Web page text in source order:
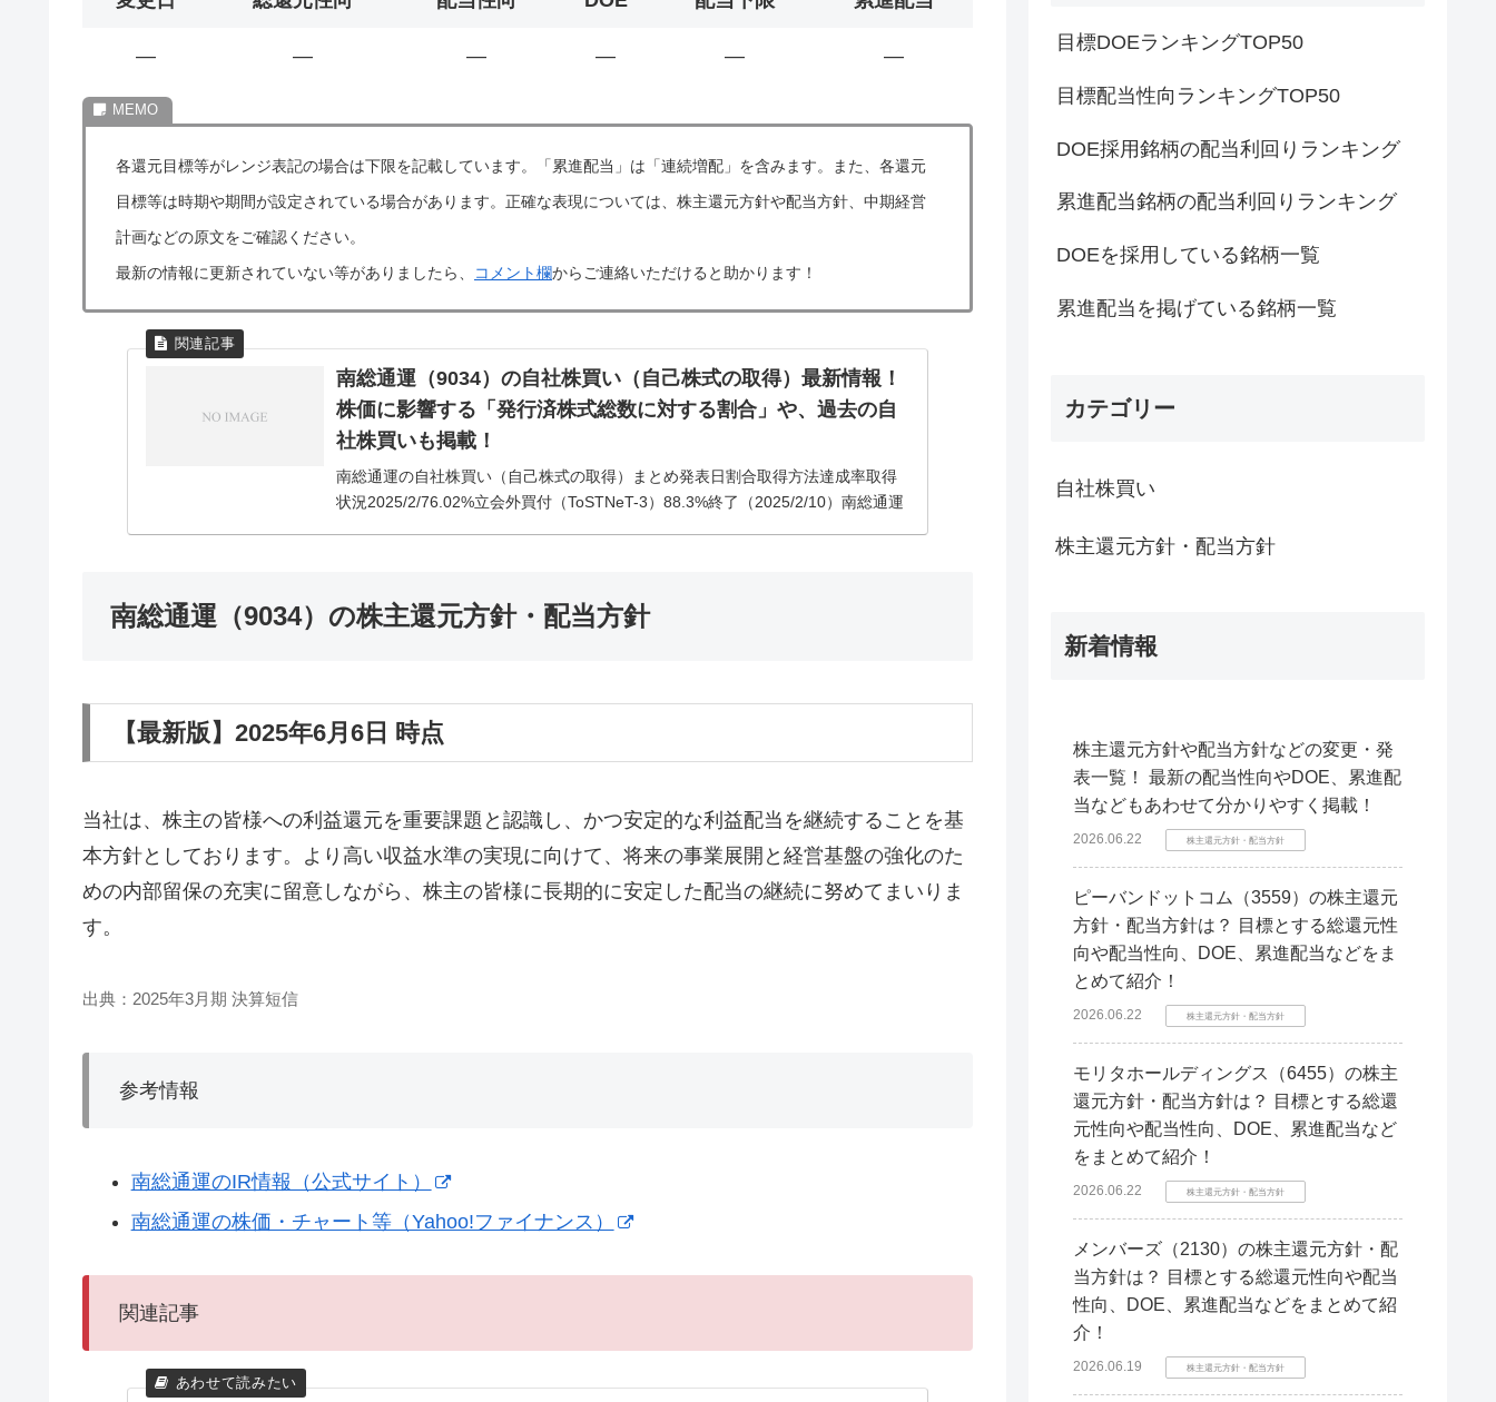
― ― ― ― ― ―
各還元目標等がレンジ表記の場合は下限を記載しています。「累進配当」は「連続増配」を含みます。また、各還元
目標等は時期や期間が設定されている場合があります。正確な表現については、株主還元方針や配当方針、中期経営
計画などの原文をご確認ください。
最新の情報に更新されていない等がありましたら、
コメント欄からご連絡いただけると助かります！
南総通運（9034）の自社株買い（自己株式の取得）最新情報！
株価に影響する「発行済株式総数に対する割合」や、過去の自
社株買いも掲載！
南総通運の自社株買い（自己株式の取得）まとめ発表日割合取得方法達成率取得
状況2025/2/76.02%立会外買付（ToSTNeT-3）88.3%終了（2025/2/10）南総通運
南総通運（9034）の株主還元方針・配当方針
【最新版】2025年6月6日 時点
当社は、株主の皆様への利益還元を重要課題と認識し、かつ安定的な利益配当を継続することを基
本方針としております。より高い収益水準の実現に向けて、将来の事業展開と経営基盤の強化のた
めの内部留保の充実に留意しながら、株主の皆様に長期的に安定した配当の継続に努めてまいりま
す。
出典：2025年3月期 決算短信
参考情報
南総通運のIR情報（公式サイト）
南総通運の株価・チャート等（Yahoo!ファイナンス）
関連記事
目標DOEランキングTOP50
目標配当性向ランキングTOP50
DOE採用銘柄の配当利回りランキング
累進配当銘柄の配当利回りランキング
DOEを採用している銘柄一覧
累進配当を掲げている銘柄一覧
カテゴリー
自社株買い
株主還元方針・配当方針
新着情報
株主還元方針や配当方針などの変更・発
表一覧！ 最新の配当性向やDOE、累進配
当などもあわせて分かりやすく掲載！
2026.06.22 株主還元方針・配当方針
ピーバンドットコム（3559）の株主還元
方針・配当方針は？ 目標とする総還元性
向や配当性向、DOE、累進配当などをま
とめて紹介！
2026.06.22 株主還元方針・配当方針
モリタホールディングス（6455）の株主
還元方針・配当方針は？ 目標とする総還
元性向や配当性向、DOE、累進配当など
をまとめて紹介！
2026.06.22 株主還元方針・配当方針
メンバーズ（2130）の株主還元方針・配
当方針は？ 目標とする総還元性向や配当
性向、DOE、累進配当などをまとめて紹
介！
2026.06.19 株主還元方針・配当方針